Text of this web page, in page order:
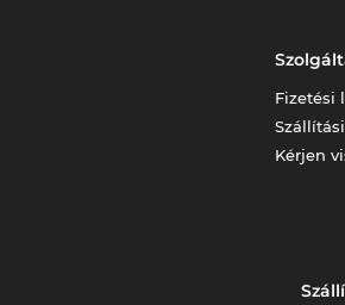
Fizetési
Kérjen